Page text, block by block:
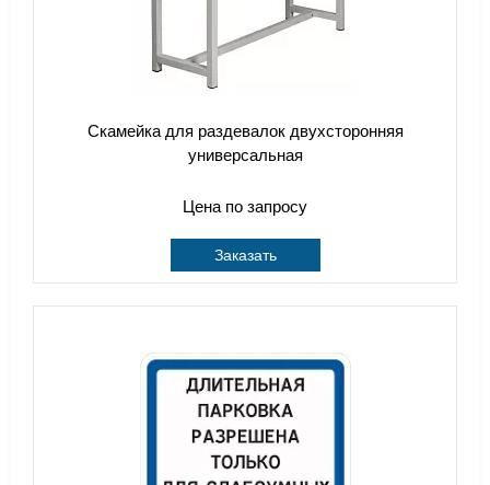
Скамейка для раздевалок двухсторонняя
универсальная
Цена по запросу
Заказать